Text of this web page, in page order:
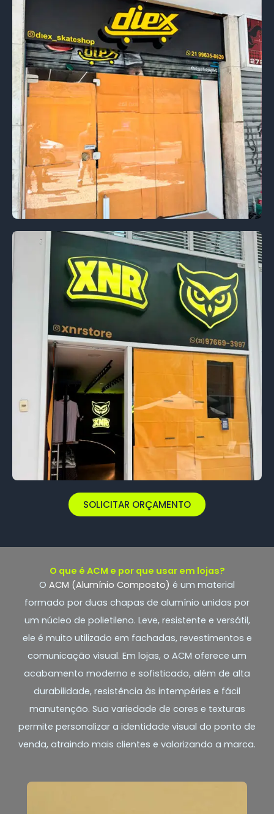
SOLICITAR ORÇAMENTO
O que é ACM e por que usar em lojas?
O ACM (Alumínio Composto) é um material
formado por duas chapas de alumínio unidas por
um núcleo de polietileno. Leve, resistente e versátil,
ele é muito utilizado em fachadas, revestimentos e
comunicação visual. Em lojas, o ACM oferece um
acabamento moderno e sofisticado, além de alta
durabilidade, resistência às intempéries e fácil
manutenção. Sua variedade de cores e texturas
permite personalizar a identidade visual do ponto de
venda, atraindo mais clientes e valorizando a marca.